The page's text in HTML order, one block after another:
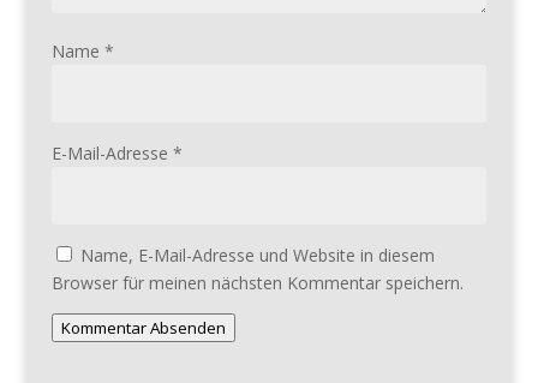
Name *
E-Mail-Adresse *
Name, E-Mail-Adresse und Website in diesem
Browser für meinen nächsten Kommentar speichern.
Kommentar Absenden